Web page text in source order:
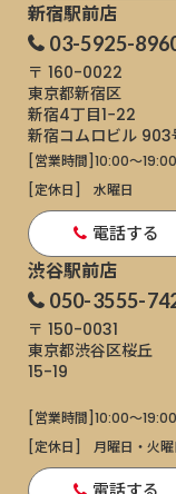
新宿駅前店
03-5925-
〒 160-0022
東京都新宿区
新宿4丁目1−22
新宿コムロビル 903
[営業時間]10:00～19:00
[定休日]
水曜日
電話する
渋谷駅前店
050-3555-
〒 150-0031
東京都渋谷区桜丘
15-19
[営業時間]10:00～19:00
[定休日]
月曜日・火曜